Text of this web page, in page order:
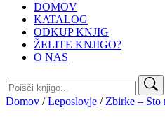
DOMOV
KATALOG
ODKUP KNJIG
ŽELITE KNJIGO?
O NAS
Išči:
Domov /Leposlovje / Zbirke – Sto